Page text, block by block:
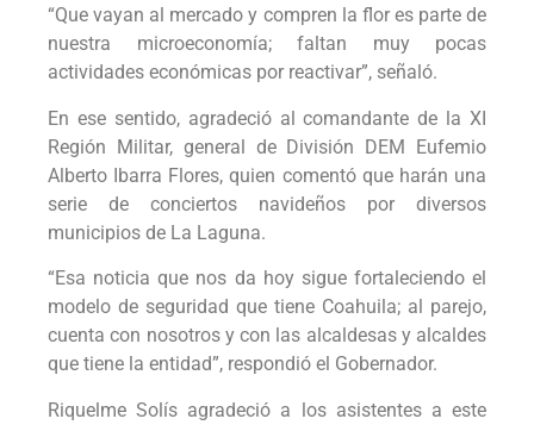
“Que vayan al mercado y compren la flor es parte de
nuestra microeconomía; faltan muy pocas
actividades económicas por reactivar”, señaló.
En ese sentido, agradeció al comandante de la XI
Región Militar, general de División DEM Eufemio
Alberto Ibarra Flores, quien comentó que harán una
serie de conciertos navideños por diversos
municipios de La Laguna.
“Esa noticia que nos da hoy sigue fortaleciendo el
modelo de seguridad que tiene Coahuila; al parejo,
cuenta con nosotros y con las alcaldesas y alcaldes
que tiene la entidad”, respondió el Gobernador.
Riquelme Solís agradeció a los asistentes a este